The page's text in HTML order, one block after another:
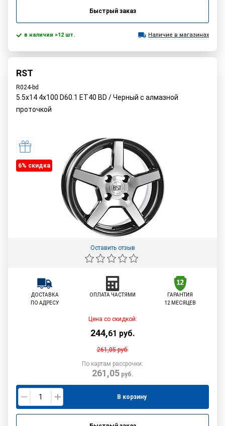
Быстрый заказ
в наличии >12 шт. Наличие в магазинах
RST
R024-bd
5.5x14 4x100 D60.1 ET40 BD / Черный с алмазной
проточкой
6% cкидка
Оставить отзыв
ДОСТАВКА
ПО АДРЕСУ
ОПЛАТА ЧАСТЯМИ
ГАРАНТИЯ
12 МЕСЯЦЕВ
Цена со скидкой:
244,61 руб.
261,05руб.
По картам рассрочки:
261,05руб.
В корзину